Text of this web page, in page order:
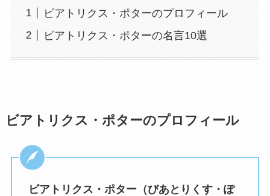
ビアトリクス・ポターのプロフィール
ビアトリクス・ポターの名言10選
ビアトリクス・ポターのプロフィール
ビアトリクス・ポター（びあとりくす・ぽ